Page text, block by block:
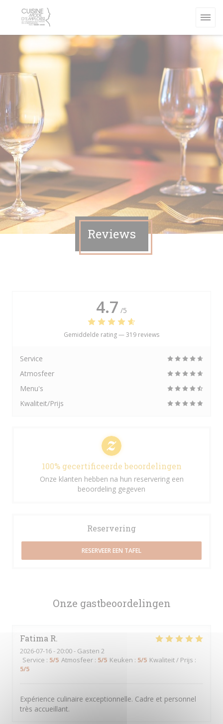
Reviews
Onze gastbeoordelingen
Fatima R
2026-07-16- 20:00 - Gasten 2
Service : 5/5 Atmosfeer : 5/5 Keuken : 5/5 Kwaliteit / Prijs :
5/5
Expérience culinaire exceptionnelle. Cadre et personnel
très accueillant.
4.7 /5
Gemiddelde rating —319 reviews
Service
Atmosfeer
Menu's
Kwaliteit/Prijs
100% gecertificeerde beoordelingen
Onze klanten hebben na hun reservering een
beoordeling gegeven
Reservering
RESERVEER EEN TAFEL